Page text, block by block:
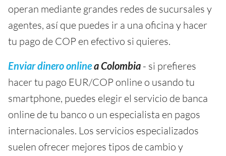
operan mediante grandes redes de sucursales y
agentes, así que puedes ir a una oficina y hacer
tu pago de COP en efectivo si quieres.
Enviar dinero onlinea Colombia - si prefieres
hacer tu pago EUR/COP online o usando tu
smartphone, puedes elegir el servicio de banca
online de tu banco o un especialista en pagos
internacionales. Los servicios especializados
suelen ofrecer mejores tipos de cambio y